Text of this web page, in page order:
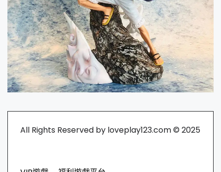
All Rights Reserved by loveplay123.com © 2025